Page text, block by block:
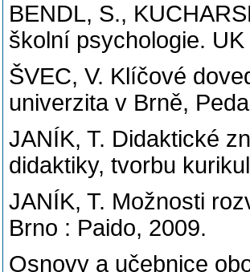
BENDL, S.,
školní psychologie.
ŠVEC, V. Klíčové
univerzita v Brně,
JANÍK, T. Didaktické
didaktiky, tvorbu
JANÍK, T. Možnosti
Brno : Paido, 2009.
Osnovy a učebnice